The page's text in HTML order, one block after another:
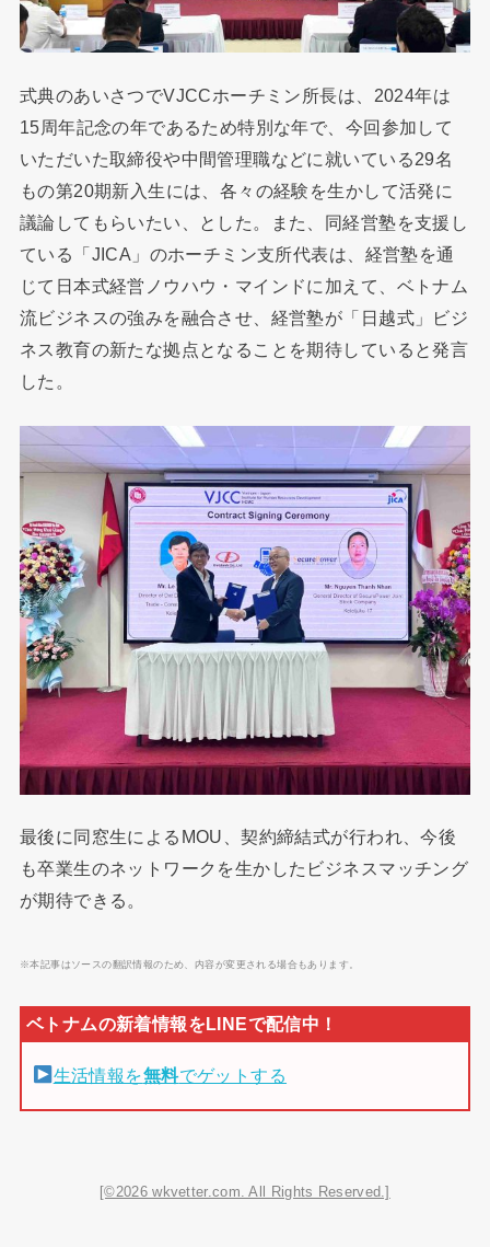
式典のあいさつでVJCCホーチミン所長は、2024年は
15周年記念の年であるため特別な年で、今回参加して
いただいた取締役や中間管理職などに就いている29名
もの第20期新入生には、各々の経験を生かして活発に
議論してもらいたい、とした。また、同経営塾を支援し
ている「JICA」のホーチミン支所代表は、経営塾を通
じて日本式経営ノウハウ・マインドに加えて、ベトナム
流ビジネスの強みを融合させ、経営塾が「日越式」ビジ
ネス教育の新たな拠点となることを期待していると発言
した。
最後に同窓生によるMOU、契約締結式が行われ、今後
も卒業生のネットワークを生かしたビジネスマッチング
が期待できる。
※本記事はソースの翻訳情報のため、内容が変更される場合もあります。
生活情報を無料でゲットする
[©2026 wkvetter.com. All Rights Reserved.]